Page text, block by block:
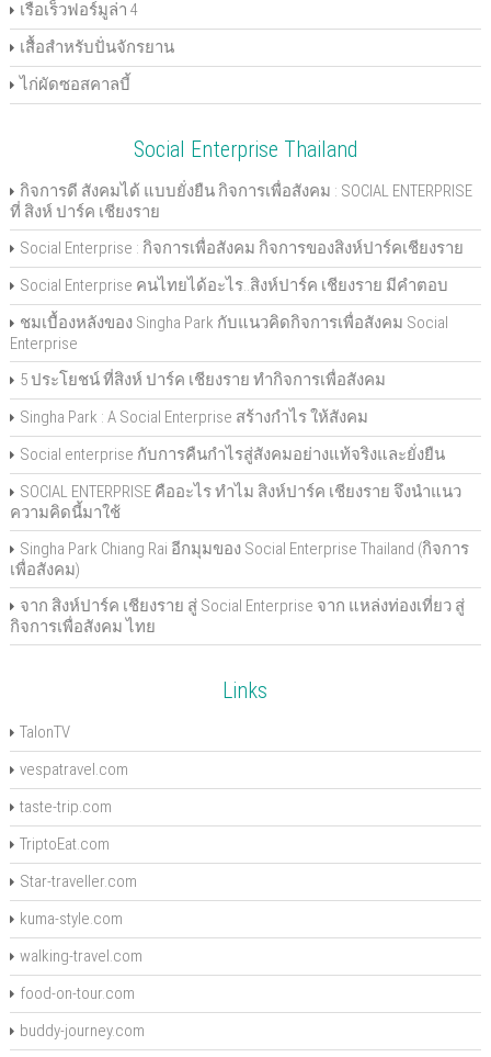
เรือเร็วฟอร์มูล่า 4
เสื้อสำหรับปั่นจักรยาน
ไก่ผัดซอสคาลบี้
Social Enterprise Thailand
กิจการดี สังคมได้ แบบยั่งยืน กิจการเพื่อสังคม : SOCIAL ENTERPRISE
ที่ สิงห์ ปาร์ค เชียงราย
Social Enterprise : กิจการเพื่อสังคม กิจการของสิงห์ปาร์คเชียงราย
Social Enterprise คนไทยได้อะไร..สิงห์ปาร์ค เชียงราย มีคำตอบ
ชมเบื้องหลังของ Singha Park กับแนวคิดกิจการเพื่อสังคม Social
Enterprise
5 ประโยชน์ ที่สิงห์ ปาร์ค เชียงราย ทำกิจการเพื่อสังคม
Singha Park : A Social Enterprise สร้างกำไร ให้สังคม
Social enterprise กับการคืนกำไรสู่สังคมอย่างแท้จริงและยั่งยืน
SOCIAL ENTERPRISE คืออะไร ทำไม สิงห์ปาร์ค เชียงราย จึงนำแนว
ความคิดนี้มาใช้
Singha Park Chiang Rai อีกมุมของ Social Enterprise Thailand (กิจการ
เพื่อสังคม)
จาก สิงห์ปาร์ค เชียงราย สู่ Social Enterprise จาก แหล่งท่องเที่ยว สู่
กิจการเพื่อสังคม ไทย
Links
TalonTV
vespatravel.com
taste-trip.com
TriptoEat.com
Star-traveller.com
kuma-style.com
walking-travel.com
food-on-tour.com
buddy-journey.com